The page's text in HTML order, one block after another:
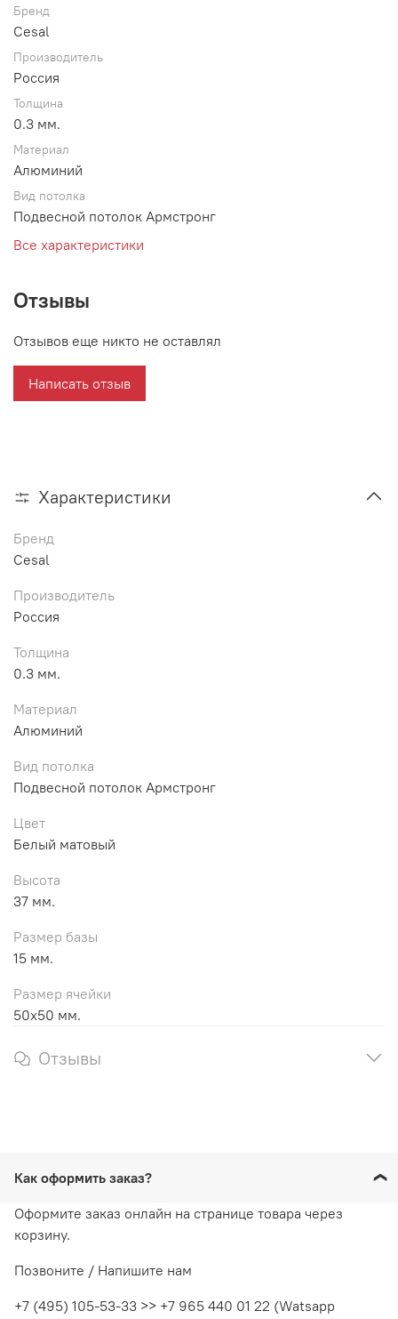
Бренд
Cesal
Производитель
Россия
Толщина
0.3 мм.
Материал
Алюминий
Вид потолка
Подвесной потолок Армстронг
Все характеристики
Отзывы
Отзывов еще никто не оставлял
Написать отзыв
Характеристики
Бренд
Cesal
Производитель
Россия
Толщина
0.3 мм.
Материал
Алюминий
Вид потолка
Подвесной потолок Армстронг
Цвет
Белый матовый
Высота
37 мм.
Размер базы
15 мм.
Размер ячейки
50х50 мм.
Отзывы
Как оформить заказ?
Оформите заказ онлайн на странице товара через
корзину.
Позвоните / Напишите нам
+7 (495) 105-53-33 >> +7 965 440 01 22 (Watsapp